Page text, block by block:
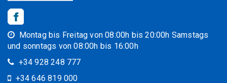
Montag bis Freitag von 08:00h bis 20:00h Samstags
und sonntags von 08:00h bis 16:00h
+34 928 248 777
+34 646 819 000